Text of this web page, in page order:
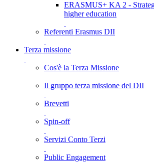
ERASMUS+ KA 2 -
higher education
Referenti Erasmus DII
Terza missione
Cos'è la Terza Missione
Il gruppo terza missione del DII
Brevetti
Spin-off
Servizi Conto Terzi
Public Engagement